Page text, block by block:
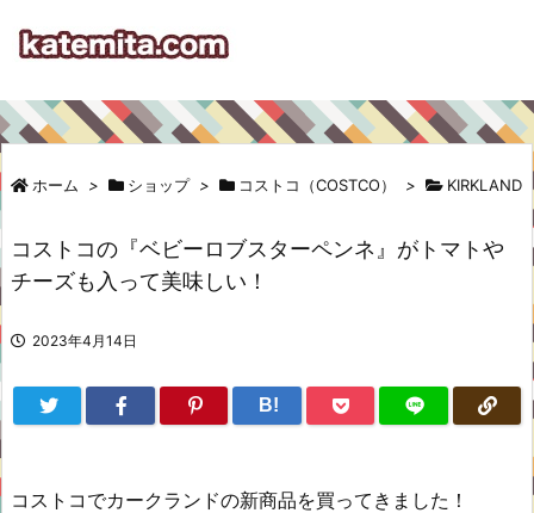
ホーム > ショップ > コストコ（COSTCO） > KIRKLAND
コストコの『ベビーロブスターペンネ』がトマトや
チーズも入って美味しい！
2023年4月14日
B!
コストコでカークランドの新商品を買ってきました！